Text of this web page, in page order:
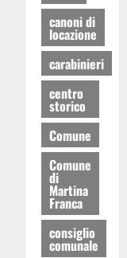
canoni di
locazione
carabinieri
centro
storico
Comune
Comune
di
Martina
Franca
consiglio
comunale